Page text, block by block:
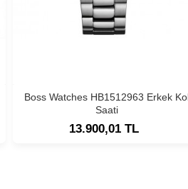
Boss Watches HB1512963 Erkek
Saati
13.900,01 TL